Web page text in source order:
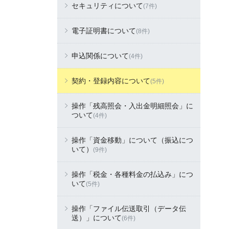
セキュリティについて(7件)
電子証明書について(8件)
申込関係について(4件)
契約・登録内容について(5件)
操作「残高照会・入出金明細照会」に
ついて(4件)
操作「資金移動」について（振込につ
いて）
(9件)
操作「税金・各種料金の払込み」につ
いて(5件)
操作「ファイル伝送取引（データ伝
送）」について(6件)